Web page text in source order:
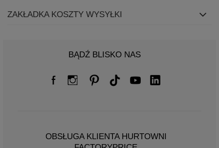
ZAKŁADKA KOSZTY WYSYŁKI
BĄDŹ BLISKO NAS
OBSŁUGA KLIENTA HURTOWNI